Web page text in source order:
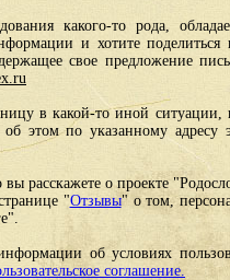
какого-то рода,
и хотите
свое предложение
в какой-то иной
этом по указанному
расскажете о проекте
"Отзывы" о том,
об условиях
соглашение.